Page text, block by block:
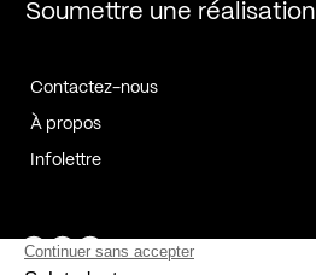
Soumettre une réalisation
Contactez-nous
À propos
Infolettre
Page Facebook de Kollectif
Page Instagram de Kollectif
Page Linkedin de Kollectif